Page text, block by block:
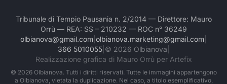
Tribunale di Tempio Pausania n. 2/2014 — Direttore: Mauro
Orrù — REA: SS – 210232 — ROC n° 36249
olbianova@gmail.com olbianova.marketing@gmail.com
366 5010055| © 2026 Olbianova
Realizzazione grafica di Mauro Orrù per Artefix
© 2026Olbianova. Tutti i diritti riservati. Tutte le immagini appartengono
a Olbianova, vietata la duplicazione. Nel caso, a titolo esemplificativo,